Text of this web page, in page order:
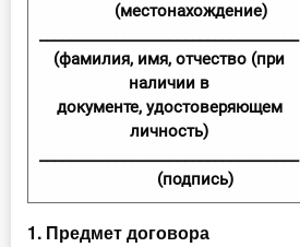
(местонахождение)
__________________________________
(фамилия, имя, отчество (при
наличии в
документе, удостоверяющем
личность)
__________________________________
(подпись)
1. Предмет договора